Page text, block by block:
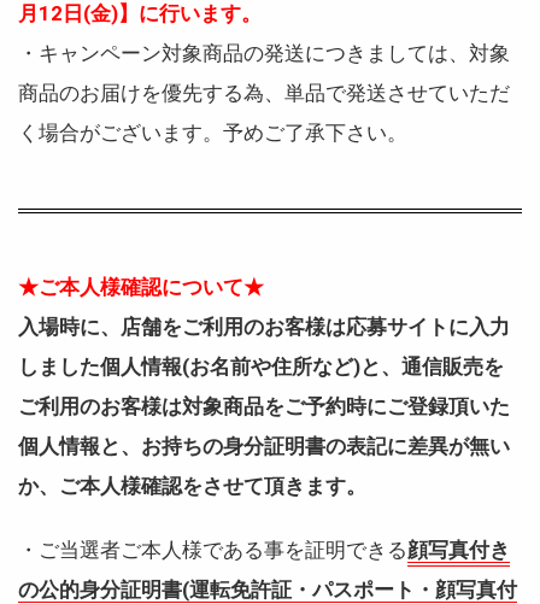
月12日(金)】に行います。
・キャンペーン対象商品の発送につきましては、対象
商品のお届けを優先する為、単品で発送させていただ
く場合がございます。予めご了承下さい。
★ご本人様確認について★
入場時に、店舗をご利用のお客様は応募サイトに入力
しました個人情報(お名前や住所など)と、通信販売を
ご利用のお客様は対象商品をご予約時にご登録頂いた
個人情報と、お持ちの身分証明書の表記に差異が無い
か、ご本人様確認をさせて頂きます。
・ご当選者ご本人様である事を証明できる顔写真付き
の公的身分証明書(運転免許証・パスポート・顔写真付